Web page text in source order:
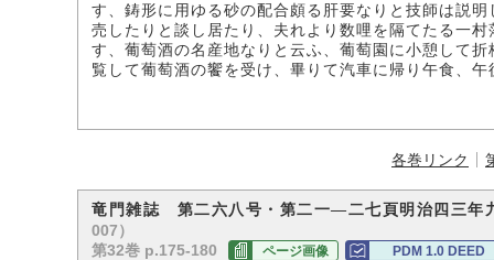
す、鋳形に用ゆる砂の配合頗る肝要なりと技師は説
売したりと談し居たり、夫れより数哩を隔てたる一
す、葡萄酒の名産地なりと云ふ、葡萄園に小憩して
覧して葡萄酒の饗を受け、畢りて汽車に帰り午食、
各巻リンク
竜門雑誌 第二六八号・第二一―二七頁明治四三
007）
第32巻 p.175-180
ページ画像 PDM 1.0 DEED